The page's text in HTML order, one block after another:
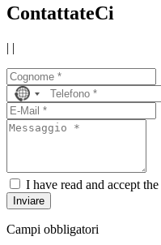
ContattateCi
| |
No
country
selected
I have read and accept the
Inviare
Campi obbligatori